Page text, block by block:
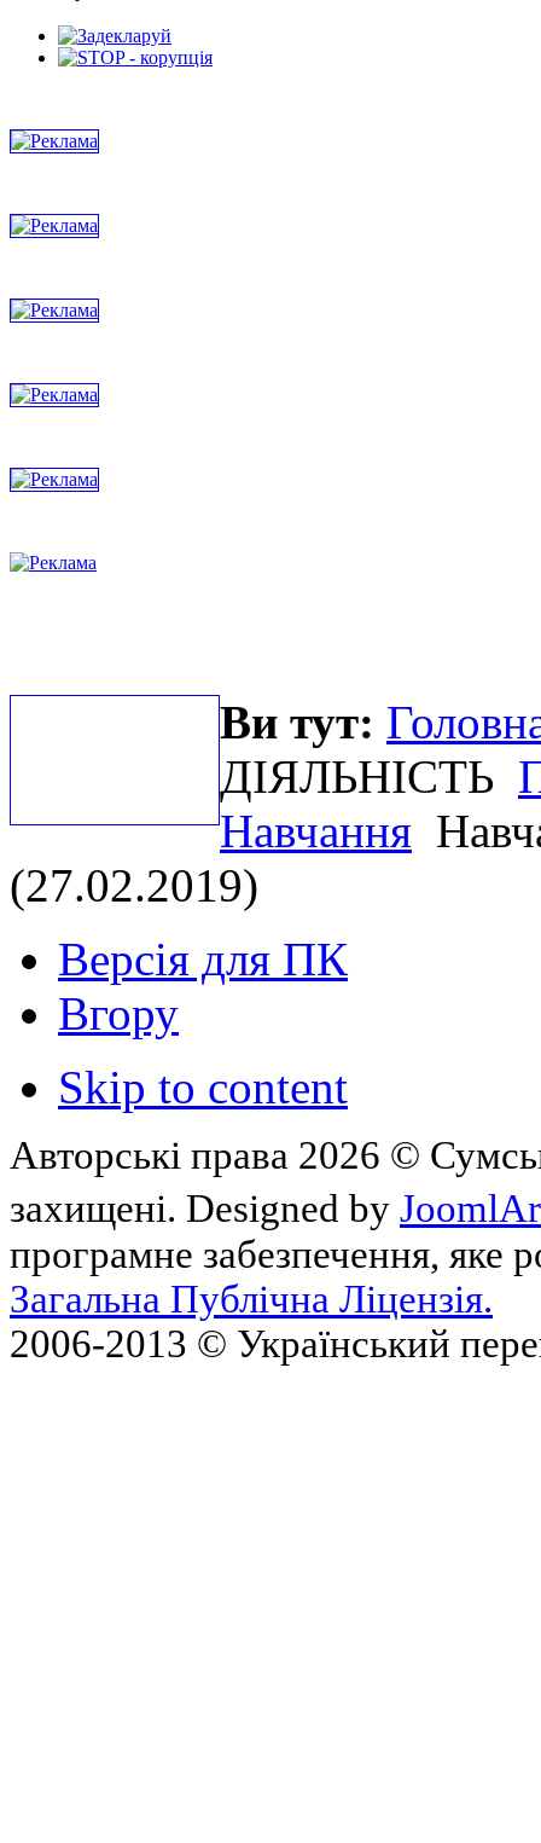
Ви тут:
ДІЯЛЬНІСТЬ
Навчання
(27.02.2019)
Версія для ПК
Вгору
Skip to content
Авторські права 2026 ©
захищені. Designed by
програмне забезпечення, яке
Загальна Публічна Ліцензія.
2006-2013 © Український